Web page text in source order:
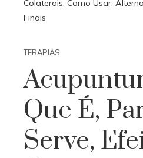
Colaterais, Como Usar,
Finais
TERAPIAS
Que É,
Serve,